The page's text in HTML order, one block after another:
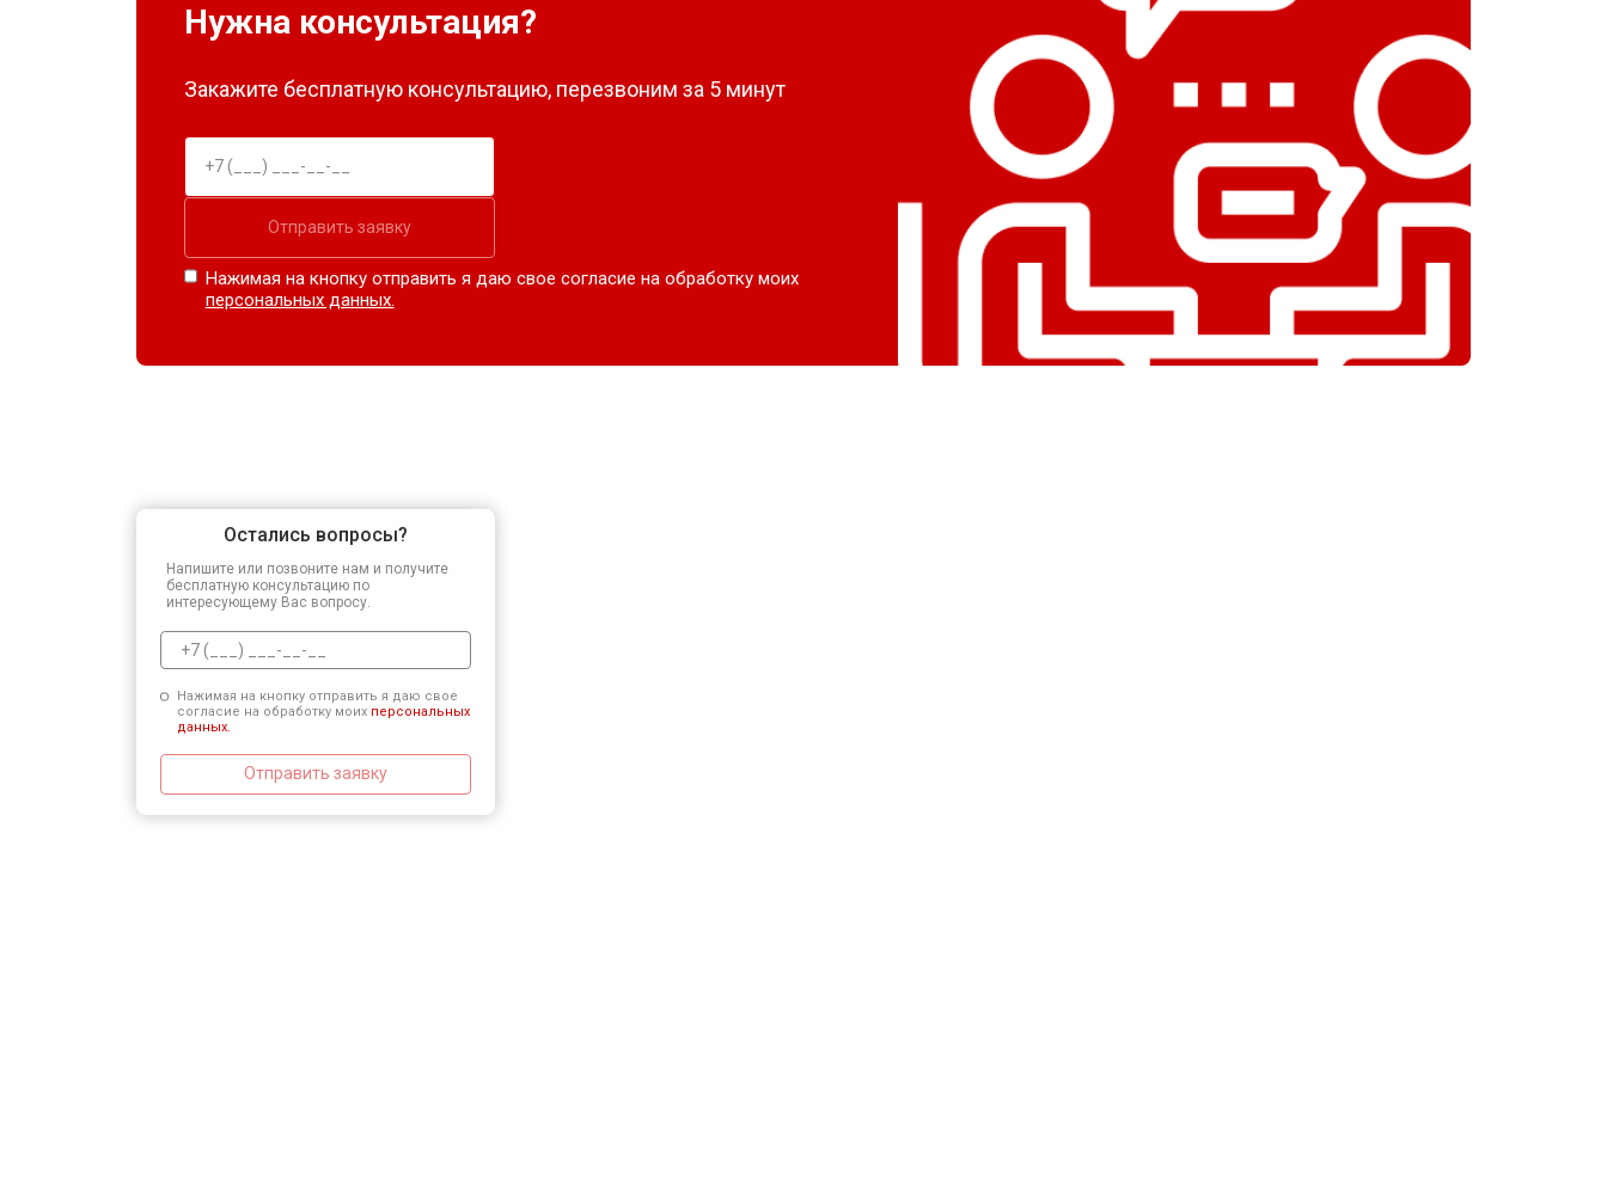
Нужна консультация?
Закажите бесплатную консультацию, перезвоним за 5 минут
Отправить заявку
Нажимая на кнопку отправить я даю свое согласие на обработку моих
персональных данных.
Остались вопросы?
Напишите или позвоните нам и получите
бесплатную консультацию по
интересующему Вас вопросу.
Нажимая на кнопку отправить я даю свое
согласие на обработку моих персональных
данных.
Отправить заявку